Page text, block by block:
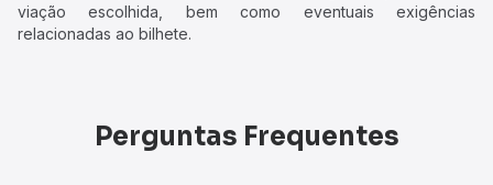
viação escolhida, bem como eventuais exigências
relacionadas ao bilhete.
Perguntas Frequentes